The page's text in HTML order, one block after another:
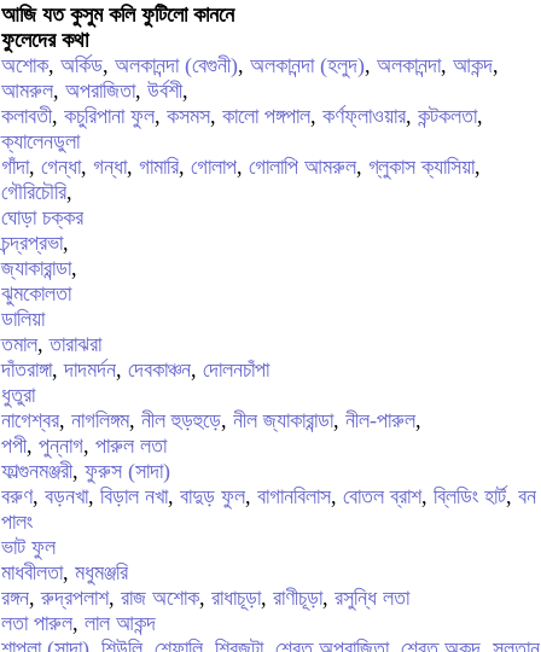
আজি যত কুসুম কলি ফুটিলো কাননে
ফুলেদের কথা
অশোক, অর্কিড, অলকানন্দা (বেগুনী), অলকানন্দা (হলুদ), অলকানন্দা, আকন্দ,
আমরুল, অপরাজিতা, উর্বশী,
কলাবতী, কচুরিপানা ফুল, কসমস, কালো পঙ্গপাল, কর্ণফ্লাওয়ার, কন্টকলতা,
ক্যালেনডুলা
গাঁদা, গেন্ধা, গন্ধা, গামারি, গোলাপ, গোলাপি আমরুল, গ্লুকাস ক্যাসিয়া,
গৌরিচৌরি,
ঘোড়া চক্কর
চন্দ্রপ্রভা,
জ্যাকারান্ডা,
ঝুমকোলতা
ডালিয়া
তমাল,তারাঝরা
দাঁতরাঙ্গা,দাদমর্দন, দেবকাঞ্চন, দোলনচাঁপা
ধুতুরা
নাগেশ্বর, নাগলিঙ্গম, নীল হুড়হুড়ে, নীল জ্যাকারান্ডা, নীল-পারুল,
পপী, পুন্নাগ, পারুল লতা
ফাল্গুনমঞ্জরী, ফুরুস (সাদা)
বরুণ, বড়নখা, বিড়াল নখা, বাদুড় ফুল, বাগানবিলাস, বোতল ব্রাশ, ব্লিডিং হার্ট, বন
পালং
ভাট ফুল
মাধবীলতা, মধুমঞ্জরি
রঙ্গন,রুদ্রপলাশ, রাজ অশোক, রাধাচূড়া, রাণীচূড়া, রসুন্ধি লতা
লতা পারুল, লাল আকন্দ